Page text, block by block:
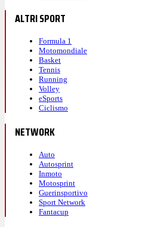
ALTRI SPORT
Formula 1
Motomondiale
Basket
Tennis
Running
Volley
eSports
Ciclismo
NETWORK
Auto
Autosprint
Inmoto
Motosprint
Guerinsportivo
Sport Network
Fantacup